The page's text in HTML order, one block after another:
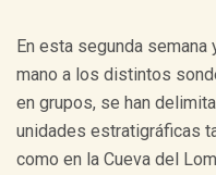
En esta segunda
mano a los distintos
en grupos, se han
unidades estratigráficas
como en la Cueva del